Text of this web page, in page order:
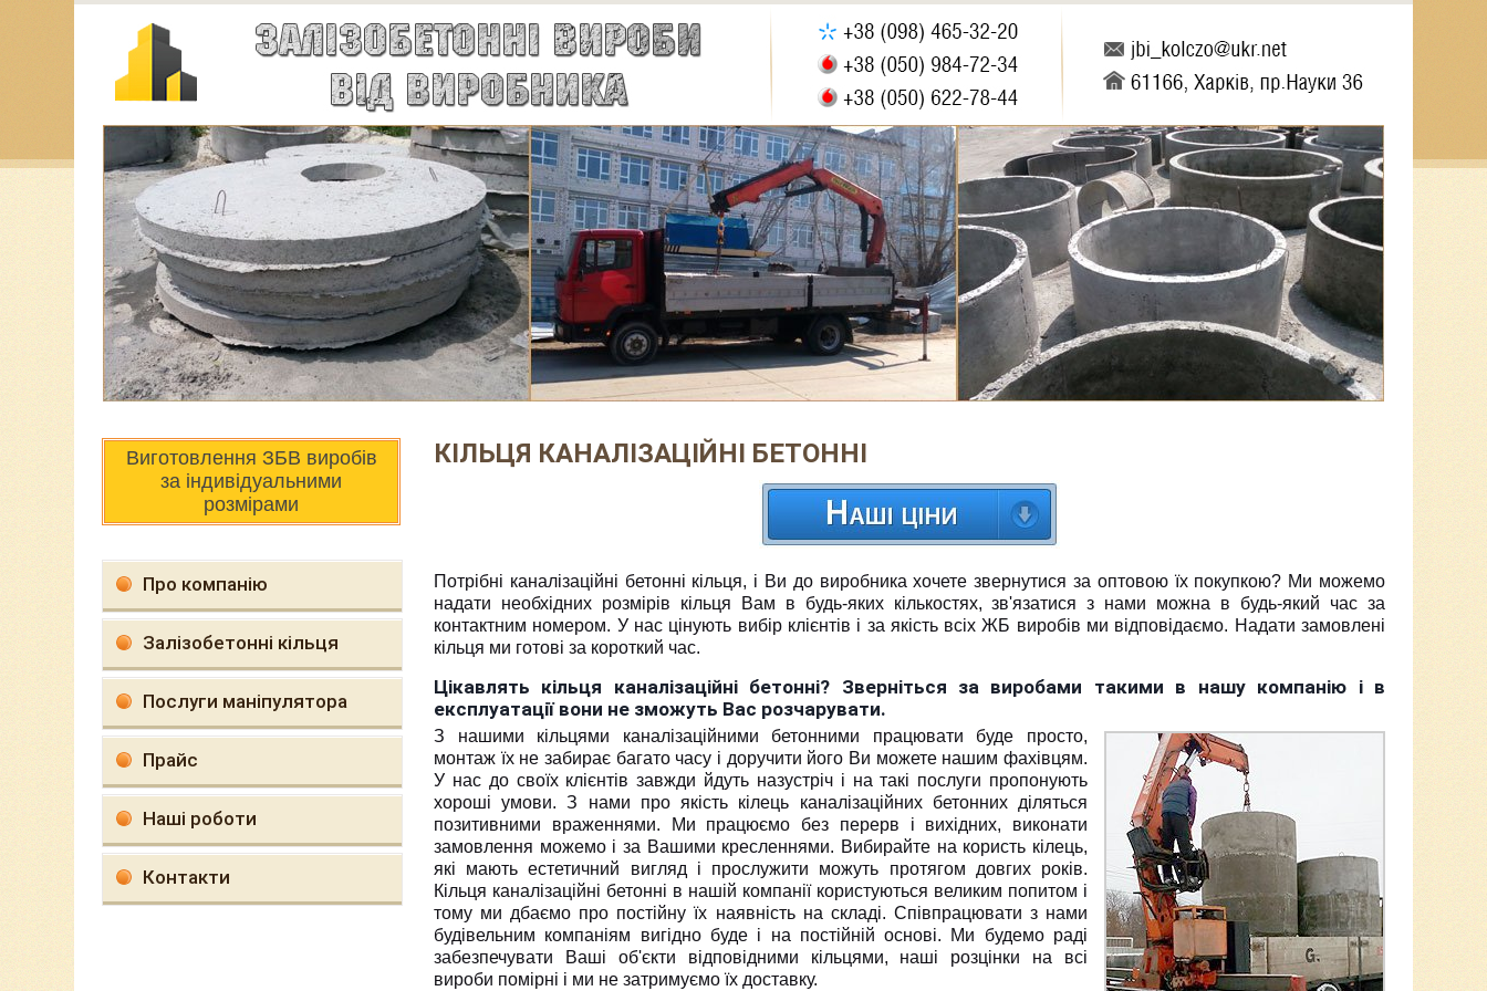
Виготовлення ЗБВ виробів
за індивідуальними
розмірами
Про компанію
Залізобетонні кільця
Послуги маніпулятора
Прайс
Наші роботи
Контакти
КІЛЬЦЯ КАНАЛІЗАЦІЙНІ БЕТОННІ
Потрібні каналізаційні бетонні кільця, і Ви до виробника хочете звернутися за оптовою їх покупкою? Ми можемо
надати необхідних розмірів кільця Вам в будь-яких кількостях, зв'язатися з нами можна в будь-який час за
контактним номером. У нас цінують вибір клієнтів і за якість всіх ЖБ виробів ми відповідаємо. Надати замовлені
кільця ми готові за короткий час.
Цікавлять кільця каналізаційні бетонні? Зверніться за виробами такими в нашу компанію і в
експлуатації вони не зможуть Вас розчарувати.
З нашими кільцями каналізаційними бетонними працювати буде просто,
монтаж їх не забирає багато часу і доручити його Ви можете нашим фахівцям.
У нас до своїх клієнтів завжди йдуть назустріч і на такі послуги пропонують
хороші умови. З нами про якість кілець каналізаційних бетонних діляться
позитивними враженнями. Ми працюємо без перерв і вихідних, виконати
замовлення можемо і за Вашими кресленнями. Вибирайте на користь кілець,
які мають естетичний вигляд і прослужити можуть протягом довгих років.
Кільця каналізаційні бетонні в нашій компанії користуються великим попитом і
тому ми дбаємо про постійну їх наявність на складі. Співпрацювати з нами
будівельним компаніям вигідно буде і на постійній основі. Ми будемо раді
забезпечувати Ваші об'єкти відповідними кільцями, наші розцінки на всі
вироби помірні і ми не затримуємо їх доставку.